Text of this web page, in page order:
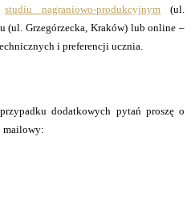
studiu nagraniowo-produkcyjnym (ul.
(ul. Grzegórzecka, Kraków) lub online –
i preferencji ucznia.
dodatkowych pytań proszę o
mailowy: